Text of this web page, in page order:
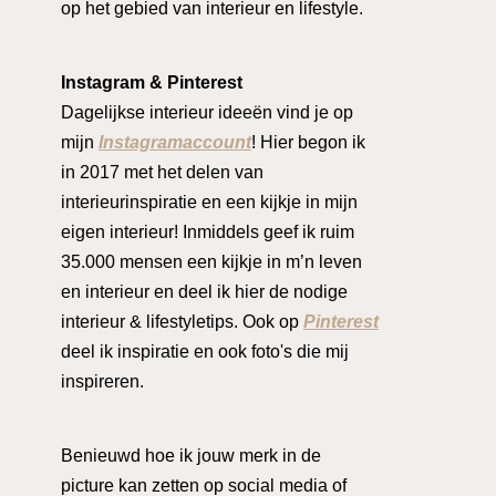
op het gebied van interieur en lifestyle.
Instagram & Pinterest
Dagelijkse interieur ideeën vind je op
mijn Instagramaccount! Hier begon ik
in 2017 met het delen van
interieurinspiratie en een kijkje in mijn
eigen interieur! Inmiddels geef ik ruim
35.000 mensen een kijkje in m’n leven
en interieur en deel ik hier de nodige
interieur & lifestyletips. Ook op Pinterest
deel ik inspiratie en ook foto's die mij
inspireren.
Benieuwd hoe ik jouw merk in de
picture kan zetten op social media of